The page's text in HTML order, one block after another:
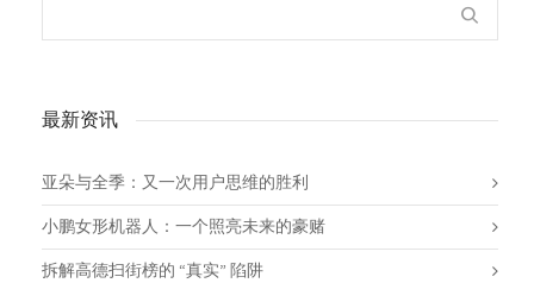
最新资讯
亚朵与全季：又一次用户思维的胜利
小鹏女形机器人：一个照亮未来的豪赌
拆解高德扫街榜的 “真实” 陷阱